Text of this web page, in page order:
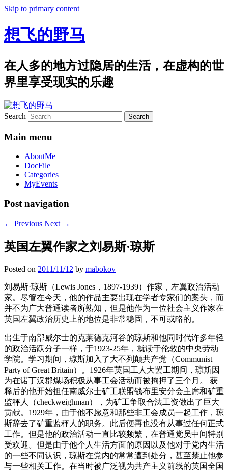
Skip to primary content
想飞的野马
在人多的地方过隐居的生活，在虚构的世
界里享受现实的乐趣
Search
Main menu
AboutMe
DocFile
Categories
MyEvents
Post navigation
← Previous Next →
英国左翼作家之刘易斯·琼斯
Posted on 2011/11/12 by mabokov
刘易斯·琼斯（Lewis Jones，1897-1939）作家，左翼政治活动
家。尽管在今天，他的作品主要出现在学者专家们的案头，而
并不为广大普通读者所熟知，但是他作为一位社会主义作家在
英国左翼政治历史上的地位是非常稳固，不可或略的。
出生于南部威尔士的克莱德克河谷的琼斯和他同时代许多年轻
的政治活跃分子一样，于1923-25年，就读于伦敦的中央劳动
学院。学习期间，琼斯加入了大不列颠共产党（Communist
Party of Great Britain）。1926年英国工人大罢工期间，琼斯因
为在诺丁汉郡煤场积极从事工会活动而被拘押了三个月。 获
释后的他开始担任南威尔士矿工联盟钱布里安分会主席和矿重
监秤人（checkweighman），为矿工争取合法工资做出了巨大
贡献。1929年，由于他不愿意和那些非工会成员一起工作，琼
斯辞去了矿重监秤人的职务。此后便再也没有从事过任何正式
工作。但是他的政治活动一直比较频繁，在普通党员中间特别
受欢迎。但是由于他个人生活方面的原因以及他对于党内生活
的一些不同认识，琼斯在党内的常常遭到处分，甚至禁止他参
与一些相关工作。在当时被广泛视为共产主义前线的英国全国